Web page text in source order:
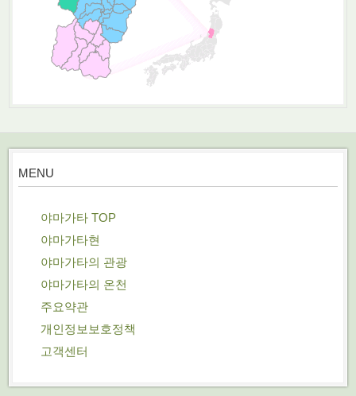
MENU
야마가타 TOP
야마가타현
야마가타의 관광
야마가타의 온천
주요약관
개인정보보호정책
고객센터